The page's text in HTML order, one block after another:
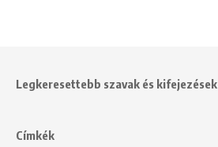
Legkeresettebb szavak és kifejezések
Címkék